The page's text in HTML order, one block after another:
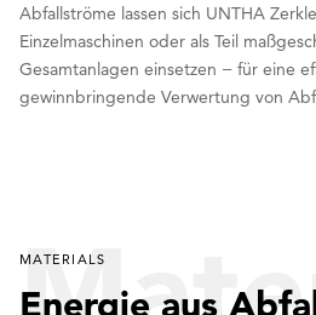
Abfallströme lassen sich UNTHA
Einzelmaschinen oder als Teil
Gesamtanlagen einsetzen − für eine
gewinnbringende Verwertung von
MATERIALS
Energie aus